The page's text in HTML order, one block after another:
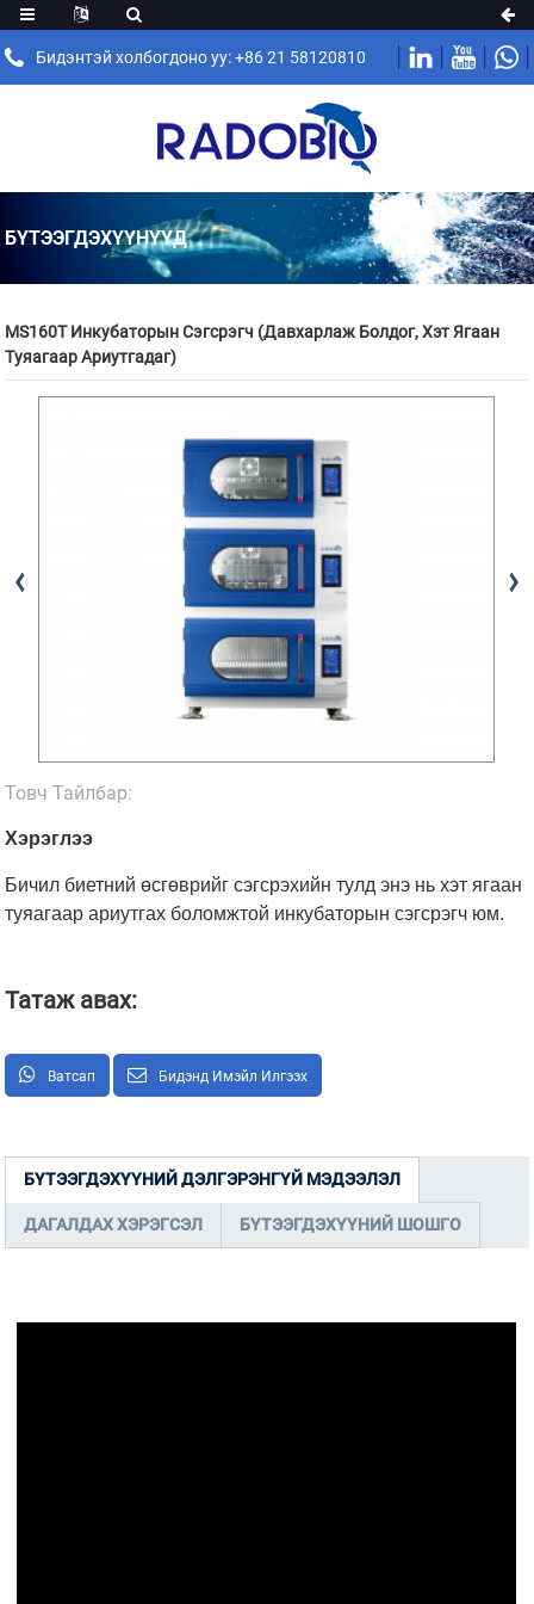
Бидэнтэй холбогдоно уу: +86 21 58120810
БҮТЭЭГДЭХҮҮНҮҮД
MS160T Инкубаторын Сэгсрэгч (Давхарлаж Болдог, Хэт Ягаан
Туяагаар Ариутгадаг)
Товч Тайлбар:
Хэрэглээ
Бичил биетний өсгөврийг сэгсрэхийн тулд энэ нь хэт ягаан
туяагаар ариутгах боломжтой инкубаторын сэгсрэгч юм.
Татаж авах:
Ватсап Бидэнд Имэйл Илгээх
БҮТЭЭГДЭХҮҮНИЙ ДЭЛГЭРЭНГҮЙ МЭДЭЭЛЭЛ
ДАГАЛДАХ ХЭРЭГСЭЛ БҮТЭЭГДЭХҮҮНИЙ ШОШГО